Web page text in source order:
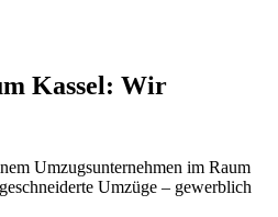
Kassel: Wir
Umzugsunternehmen im Raum
Umzüge – gewerblich